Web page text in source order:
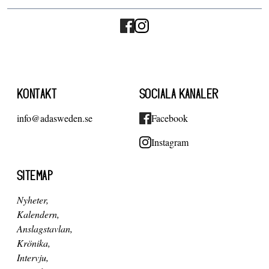
KONTAKT
info@adasweden.se
SOCIALA KANALER
Facebook
Instagram
SITEMAP
Nyheter
Kalendern
Anslagstavlan
Krönika
Intervju